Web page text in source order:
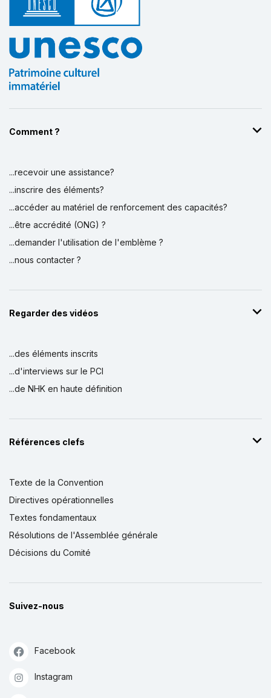
Comment ?
...recevoir une assistance?
...inscrire des éléments?
...accéder au matériel de renforcement des capacités?
...être accrédité (ONG) ?
...demander l'utilisation de l'emblème ?
...nous contacter ?
Regarder des vidéos
...des éléments inscrits
...d'interviews sur le PCI
...de NHK en haute définition
Références clefs
Texte de la Convention
Directives opérationnelles
Textes fondamentaux
Résolutions de l'Assemblée générale
Décisions du Comité
Suivez-nous
Facebook
Instagram